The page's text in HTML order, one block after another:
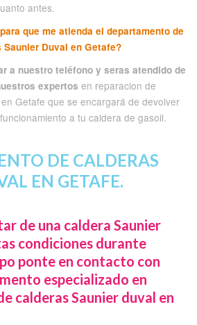
antes.
que me atienda el departamento de
Duval en Getafe?
a nuestro teléfono y seras atendido de
expertos en reparacion de
Getafe que se encargará de devolver
a tu caldera de gasoil.
DE CALDERAS
EN GETAFE.
de una caldera Saunier
condiciones durante
ponte en contacto con
especializado en
calderas Saunier duval en